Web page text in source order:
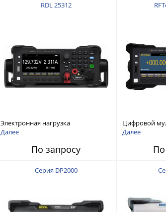
RDL 25312
Электронная нагрузка
постоянного тока, одноканальная,
Далее
По запросу
Цифровой
разрядностью
Далее
По
Серия DP2000